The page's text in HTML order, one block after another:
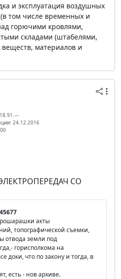
и эксплуатация воздушных
том числе временных и
горючими кровлями,
складами (штабелями,
материалов и
24.12.2016
СО
акты
топографической съемки,
отвода земли под
горисполкома на
доки, что по закону и тогда, в
есть - нов архиве.